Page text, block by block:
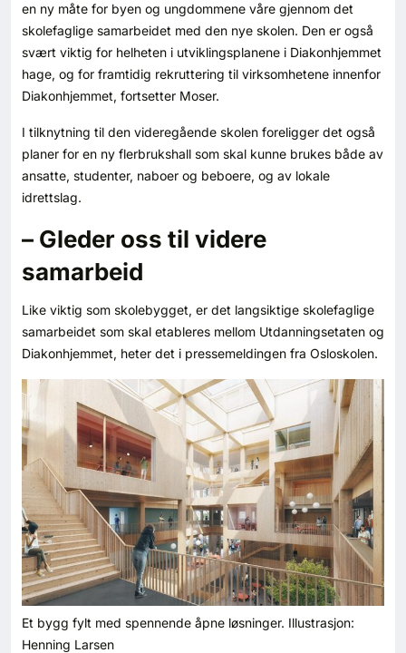
Kontakt oss
Login
SE BLADARKIV
en ny måte for byen og ungdommene våre gjennom det
skolefaglige samarbeidet med den nye skolen. Den er også
svært viktig for helheten i utviklingsplanene i Diakonhjemmet
hage, og for framtidig rekruttering til virksomhetene innenfor
Diakonhjemmet, fortsetter Moser.
I tilknytning til den videregående skolen foreligger det også
planer for en ny flerbrukshall som skal kunne brukes både av
ansatte, studenter, naboer og beboere, og av lokale
idrettslag.
– Gleder oss til videre
samarbeid
Like viktig som skolebygget, er det langsiktige skolefaglige
samarbeidet som skal etableres mellom Utdanningsetaten og
Diakonhjemmet, heter det i pressemeldingen fra Osloskolen.
Et bygg fylt med spennende åpne løsninger. Illustrasjon:
Henning Larsen